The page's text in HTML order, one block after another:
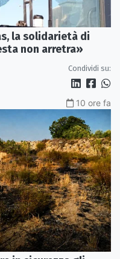
la solidarietà di
non arretra»
Condividi su:
10 ore fa